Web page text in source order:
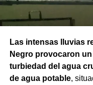
Las intensas lluvias
Negro provocaron
turbiedad del agua
de agua potable,